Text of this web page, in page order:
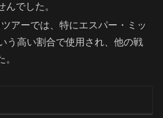
んでした。
アーでは、特にエスパー・ミッ
う高い割合で使用され、他の戦